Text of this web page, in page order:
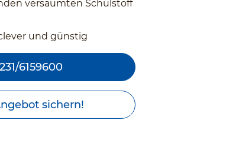
versäumten Schulstoff
und günstig
6159600
sichern!